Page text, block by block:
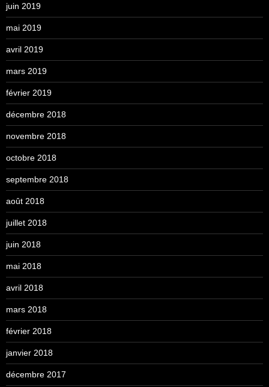
juin 2019
mai 2019
avril 2019
mars 2019
février 2019
décembre 2018
novembre 2018
octobre 2018
septembre 2018
août 2018
juillet 2018
juin 2018
mai 2018
avril 2018
mars 2018
février 2018
janvier 2018
décembre 2017